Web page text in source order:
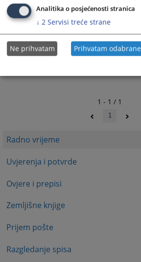
Radno vrijeme
Uvjerenja i potvrde
Ovjere i prepisi
Zemljišne knjige
Prijem pošte
Razgledanje spisa
1 - 1 / 1
1
Analitika o posjećenosti stranica
↓ 2 Servisi treće strane
Ne prihvatam Prihvatam odabrane